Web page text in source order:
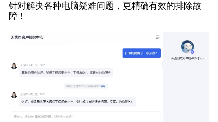
针对解决各种电脑疑难问题，更精确有效的排除故
障！